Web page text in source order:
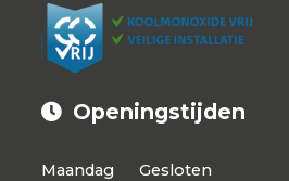
Openingstijden
Maandag Gesloten